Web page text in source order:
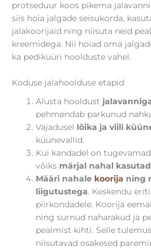
protseduur koos pikema
siis hoia jalgade seisukorda,
jalakoorijaid ning niisuta neid
kreemidega. Nii hoiad oma
ka pediküüri hoolduste vahel.
Koduse jalahoolduse etapid
Alusta hooldust
pehmendab parkunud
Vajadusel lõika ja viili
küünevallid.
Kui kandadel on
võiks märjal nahal
Määri nahale koorija ning
liigutustega. Keskendu
piirkondadele. Koorija
ning surnud naharakud ja
pealmist kihti. Selle
niisutavad osakesed